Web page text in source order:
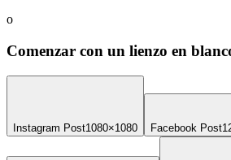
o
Comenzar con un lienzo en
Instagram Post1080×1080 Facebook Post